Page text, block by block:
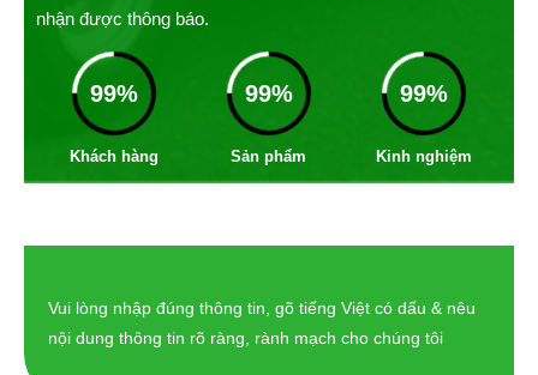
nhận được thông báo.
99%
Khách hàng
99%
Sản phẩm
99%
Kinh nghiệm
Vui lòng nhập đúng thông tin, gõ tiếng Việt có dấu & nêu
nội dung thông tin rõ ràng, rành mạch cho chúng tôi